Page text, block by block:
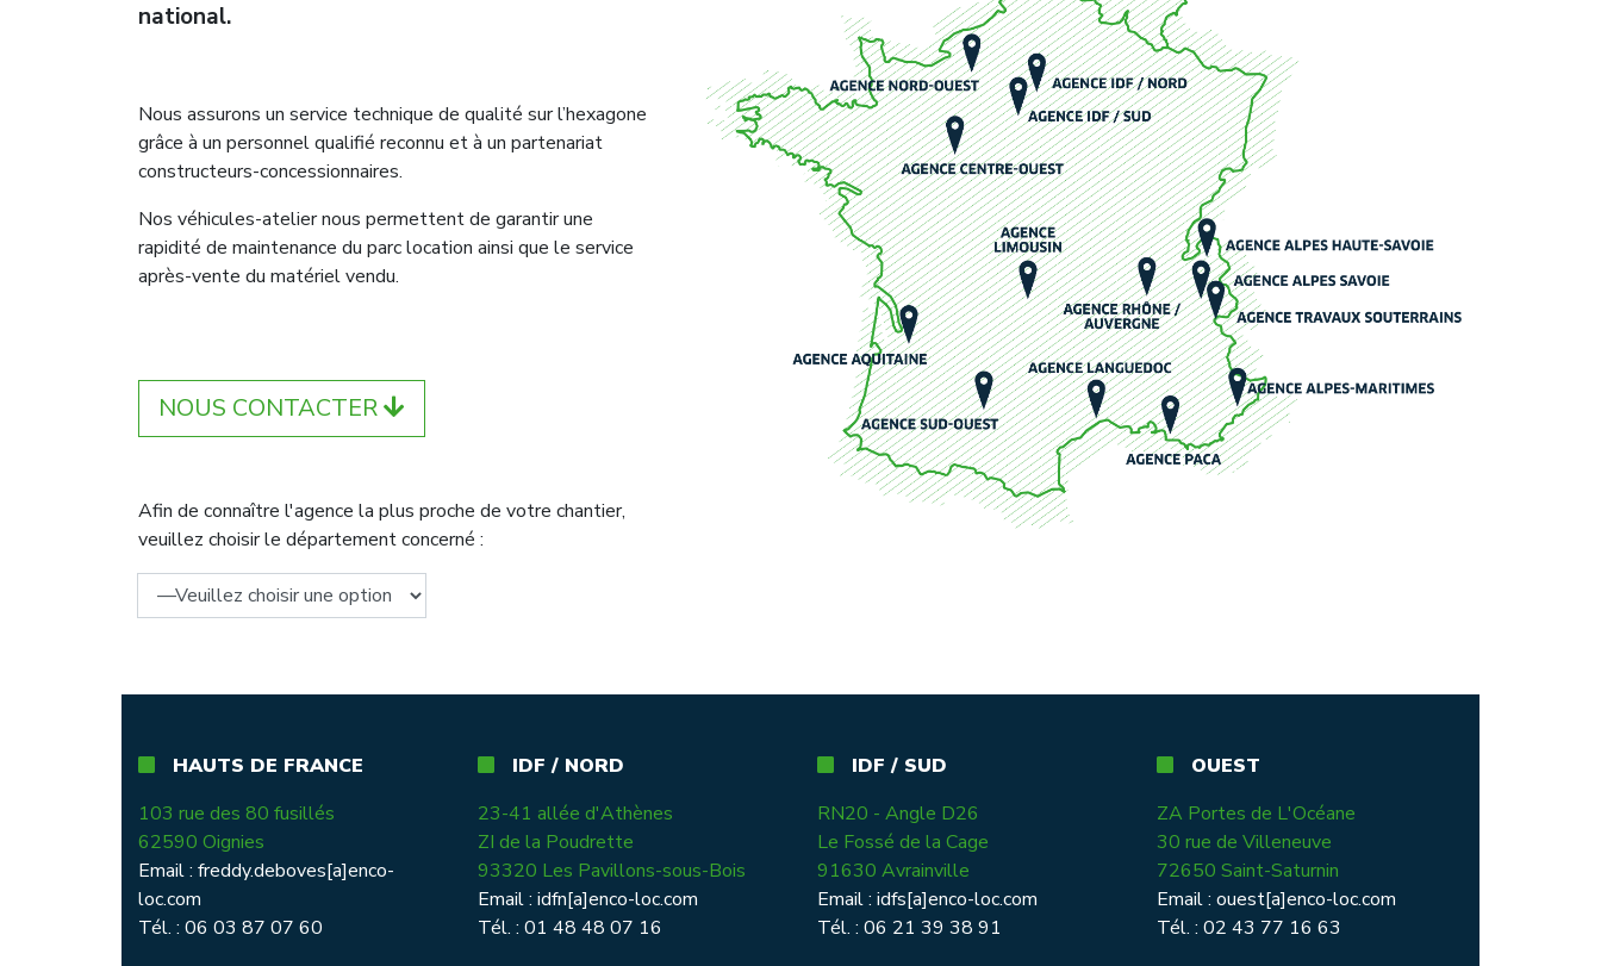
national.
Nous assurons un service technique de qualité sur l’hexagone
grâce à un personnel qualifié reconnu et à un partenariat
constructeurs-concessionnaires.
Nos véhicules-atelier nous permettent de garantir une
rapidité de maintenance du parc location ainsi que le service
après-vente du matériel vendu.
NOUS CONTACTER
Afin de connaître l'agence la plus proche de votre chantier,
veuillez choisir le département concerné :
HAUTS DE FRANCE
103 rue des 80 fusillés
62590 Oignies
Email : freddy.deboves[a]enco-
loc.com
Tél. : 06 03 87 07 60
IDF / NORD
23-41 allée d'Athènes
ZI de la Poudrette
93320 Les Pavillons-sous-Bois
Email : idfn[a]enco-loc.com
Tél. : 01 48 48 07 16
IDF / SUD
RN20 - Angle D26
Le Fossé de la Cage
91630 Avrainville
Email : idfs[a]enco-loc.com
Tél. : 06 21 39 38 91
OUEST
ZA Portes de L'Océane
30 rue de Villeneuve
72650 Saint-Saturnin
Email : ouest[a]enco-loc.com
Tél. : 02 43 77 16 63